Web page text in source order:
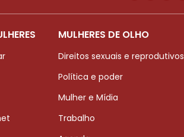
MULHERES DE OLHO
Direitos sexuais e reprodutivos
Política e poder
Mulher e Mídia
Trabalho